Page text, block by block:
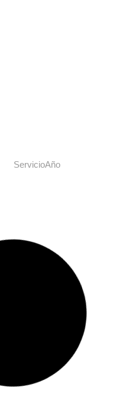
ServicioAño